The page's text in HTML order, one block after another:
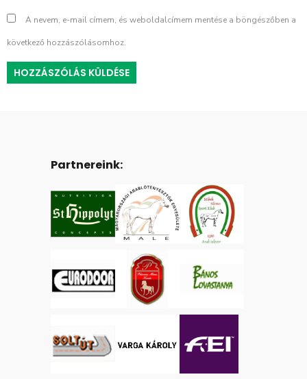
A nevem, e-mail címem, és weboldalcímem mentése a böngészőben a
következő hozzászólásomhoz.
Partnereink: